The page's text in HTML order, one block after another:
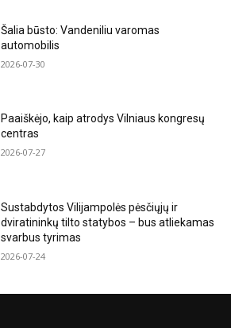
Šalia būsto: Vandeniliu varomas
automobilis
2026-07-30
Paaiškėjo, kaip atrodys Vilniaus kongresų
centras
2026-07-27
Sustabdytos Vilijampolės pėsčiųjų ir
dviratininkų tilto statybos – bus atliekamas
svarbus tyrimas
2026-07-24